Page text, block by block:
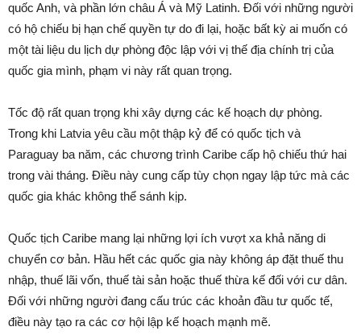
quốc Anh, và phần lớn châu Á và Mỹ Latinh. Đối với những người
có hộ chiếu bị hạn chế quyền tự do đi lại, hoặc bất kỳ ai muốn có
một tài liệu du lịch dự phòng độc lập với vị thế địa chính trị của
quốc gia mình, phạm vi này rất quan trọng.
Tốc độ rất quan trọng khi xây dựng các kế hoạch dự phòng.
Trong khi Latvia yêu cầu một thập kỷ để có quốc tịch và
Paraguay ba năm, các chương trình Caribe cấp hộ chiếu thứ hai
trong vài tháng. Điều này cung cấp tùy chọn ngay lập tức mà các
quốc gia khác không thể sánh kịp.
Quốc tịch Caribe mang lại những lợi ích vượt xa khả năng di
chuyển cơ bản. Hầu hết các quốc gia này không áp đặt thuế thu
nhập, thuế lãi vốn, thuế tài sản hoặc thuế thừa kế đối với cư dân.
Đối với những người đang cấu trúc các khoản đầu tư quốc tế,
điều này tạo ra các cơ hội lập kế hoạch mạnh mẽ.